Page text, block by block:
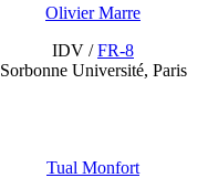
Olivier Marre
IDV /FR-8
Sorbonne Université, Paris
Tual Monfort